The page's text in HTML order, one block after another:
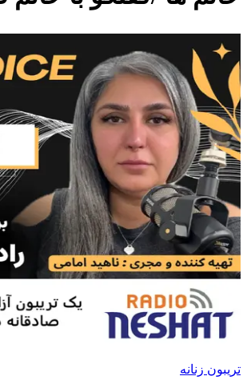
تریبون زنانه